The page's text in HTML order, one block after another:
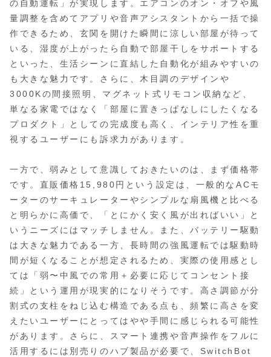
の自動運転」が実現します。エアコンのオン・オフや風
量調整を含めてアプリや音声アシスタントから一括で操
作できるため、玄関を開けた瞬間に涼しい部屋が待って
いる、湿度が上がったら自動で部屋干しをサポートする
といった、生活シーンに直結した自動化が組みやすいの
も大きな魅力です。さらに、木目調のデザインや
3000Kの間接照明、マグネット式リモコン収納など、
単なる家電ではなく「部屋に置きっぱなしにしたくなる
プロダクト」としての完成度も高く、インテリア性を重
視するユーザーにも訴求力があります。
一方で、弱みとして意識しておきたいのは、まず価格帯
です。直販価格15,980円という設定は、一般的なACモ
ーターのサーキュレーターやシンプルな扇風機と比べる
と明らかに高価で、「とにかく安く風が出ればいい」と
いうニーズにはマッチしません。また、バッテリー駆動
は大きな魅力である一方、長時間の強風運転では駆動時
間が短くなることが想定されるため、実際の使用感とし
ては「弱〜中風での常用＋必要に応じてコンセント接
続」という運用が現実的になりそうです。高さ調節が分
割式の支柱をねじ込む構造である点も、頻繁に高さを変
えたいユーザーにとってはやや手間に感じられる可能性
があります。さらに、スマート連携や音声操作をフルに
活用するには別売りのハブ製品が必要で、SwitchBot